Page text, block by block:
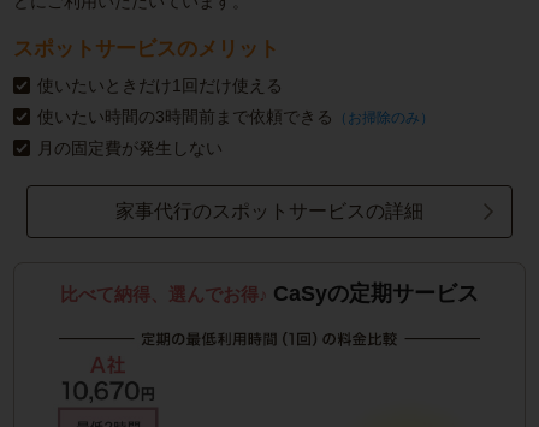
スポットサービスのメリット
使いたいときだけ1回だけ使える
使いたい時間の3時間前まで依頼できる
（お掃除のみ）
月の固定費が発生しない
家事代行のスポットサービスの詳細
比べて納得、選んでお得♪ CaSyの定期サービス